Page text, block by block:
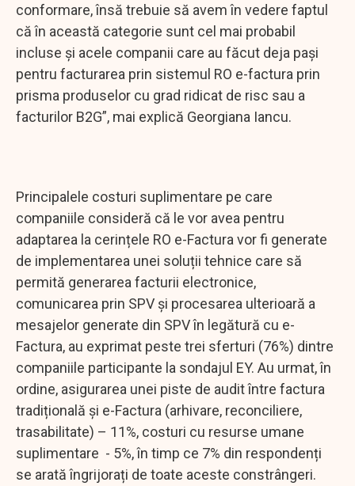
conformare, însă trebuie să avem în vedere faptul
că în această categorie sunt cel mai probabil
incluse şi acele companii care au făcut deja pași
pentru facturarea prin sistemul RO e-factura prin
prisma produselor cu grad ridicat de risc sau a
facturilor B2G”, mai explică Georgiana Iancu.
Principalele costuri suplimentare pe care
companiile consideră că le vor avea pentru
adaptarea la cerințele RO e-Factura vor fi generate
de implementarea unei soluții tehnice care să
permită generarea facturii electronice,
comunicarea prin SPV și procesarea ulterioară a
mesajelor generate din SPV în legătură cu e-
Factura, au exprimat peste trei sferturi (76%) dintre
companiile participante la sondajul EY. Au urmat, în
ordine, asigurarea unei piste de audit între factura
tradițională și e-Factura (arhivare, reconciliere,
trasabilitate) – 11%, costuri cu resurse umane
suplimentare - 5%, în timp ce 7% din respondenți
se arată îngrijorați de toate aceste constrângeri.